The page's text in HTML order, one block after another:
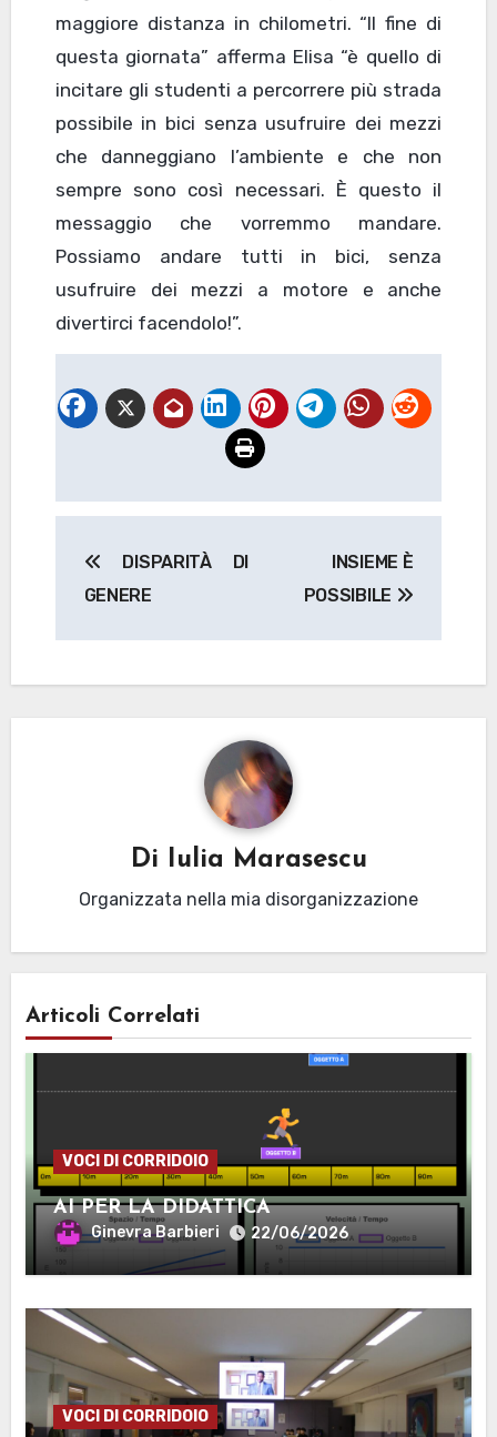
maggiore distanza in chilometri. “Il fine di
questa giornata” afferma Elisa “è quello di
incitare gli studenti a percorrere più strada
possibile in bici senza usufruire dei mezzi
che danneggiano l’ambiente e che non
sempre sono così necessari. È questo il
messaggio che vorremmo mandare.
Possiamo andare tutti in bici, senza
usufruire dei mezzi a motore e anche
divertirci facendolo!”.
articoli
DISPARITÀ DI
GENERE
INSIEME È
POSSIBILE
Di Iulia Marasescu
Organizzata nella mia disorganizzazione
Articoli Correlati
VOCI DI CORRIDOIO
AI PER LA DIDATTICA
Ginevra Barbieri 22/06/2026
VOCI DI CORRIDOIO